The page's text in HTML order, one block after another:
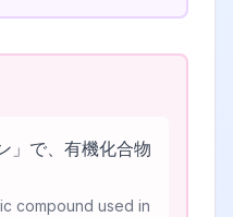
」で、有機化合物
compound used in